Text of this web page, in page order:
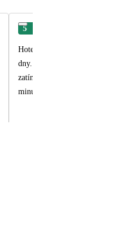
5
Hotel doporučuji zejména pro
dny. Hotelový areál je rozlehlý a nabízí spoustu aktivit i animačních programů pro děti i dospělé. Na pláži byl vždy dostatek lehátek,
zatímco u bazénu bylo jejich nalezení někdy složitější. Velkou výhodou je
minut se dostanete do Lindosu,